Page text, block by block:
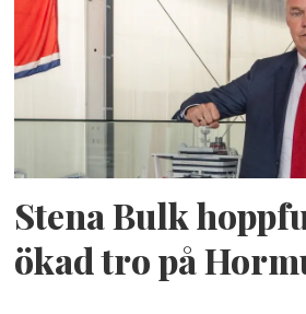
Stena Bulk
ökad tro på